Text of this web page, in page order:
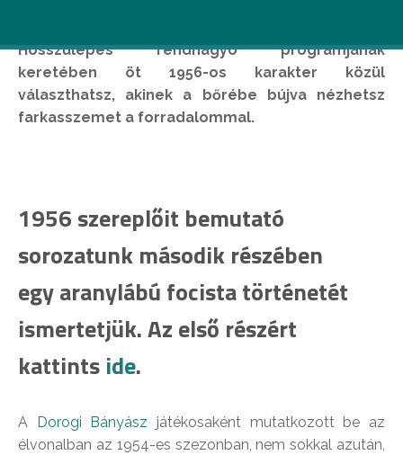
Hosszúlépés rendhagyó programjának
keretében öt 1956-os karakter közül
választhatsz, akinek a bőrébe bújva nézhetsz
farkasszemet a forradalommal.
1956 szereplőit bemutató
sorozatunk második részében
egy aranylábú focista történetét
ismertetjük. Az első részért
kattints ide.
A Dorogi Bányász játékosaként mutatkozott be az
élvonalban az 1954-es szezonban, nem sokkal azután,